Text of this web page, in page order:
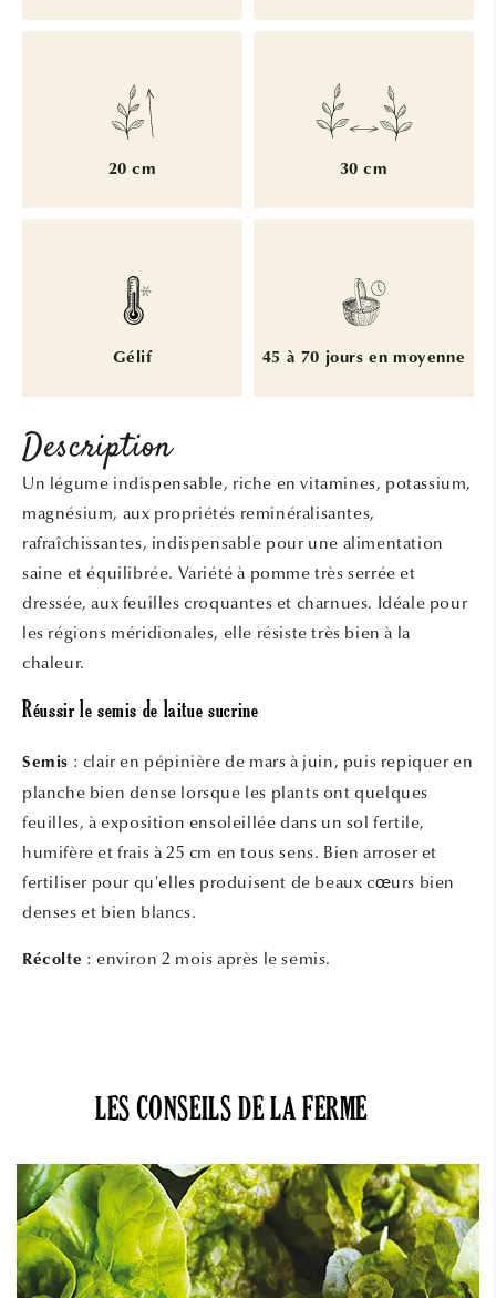
20 cm 30 cm
Gélif 45 à 70 jours en moyenne
Description
Un légume indispensable, riche en vitamines, potassium,
magnésium, aux propriétés reminéralisantes,
rafraîchissantes, indispensable pour une alimentation
saine et équilibrée. Variété à pomme très serrée et
dressée, aux feuilles croquantes et charnues. Idéale pour
les régions méridionales, elle résiste très bien à la
chaleur.
Réussir le semis de laitue sucrine
Semis : clair en pépinière de mars à juin, puis repiquer en
planche bien dense lorsque les plants ont quelques
feuilles, à exposition ensoleillée dans un sol fertile,
humifère et frais à 25 cm en tous sens. Bien arroser et
fertiliser pour qu'elles produisent de beaux cœurs bien
denses et bien blancs.
Récolte : environ 2 mois après le semis.
LES CONSEILS DE LA FERME